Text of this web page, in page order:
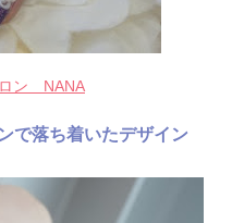
ン NANA
で落ち着いたデザイン